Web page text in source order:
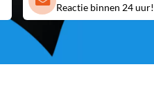
Reactie binnen 24 uur!